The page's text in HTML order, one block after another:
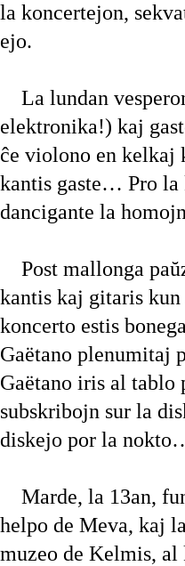
la koncertejon,
ejo.
La lundan
elektronika!) kaj
ĉe violono en kelkaj
kantis gaste… Pro la
dancigante la
Post mallonga
kantis kaj gitaris
koncerto estis
Gaëtano plenumitaj
Gaëtano iris al
subskribojn sur la
diskejo por la
Marde, la 13an,
helpo de Meva, kaj
muzeo de Kelmis,